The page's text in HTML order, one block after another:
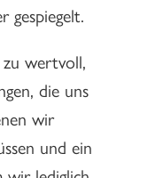
gespiegelt.
wertvoll,
die uns
wir
und ein